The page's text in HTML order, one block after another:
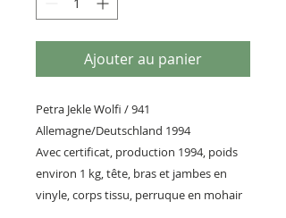
Ajouter au panier
Petra Jekle Wolfi / 941
Allemagne/Deutschland 1994
Avec certificat, production 1994, poids
environ 1 kg, tête, bras et jambes en
vinyle, corps tissu, perruque en mohair